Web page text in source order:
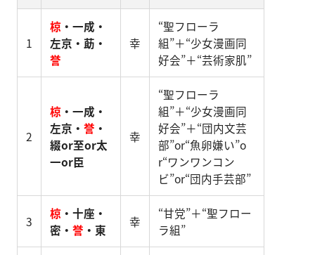
1
椋 ・一成・
左京・莇・
誉
幸
“聖フローラ
組”＋“少女漫画同
好会”＋“芸術家肌”
2
椋 ・一成・
左京・ 誉 ・
綴or至or太
一or臣
幸
“聖フローラ
組”＋“少女漫画同
好会”＋“団内文芸
部”or“魚卵嫌い”o
r“ワンワンコン
ビ”or“団内手芸部”
3
椋 ・十座・
密・ 誉 ・東
幸
“甘党”＋“聖フロー
ラ組”